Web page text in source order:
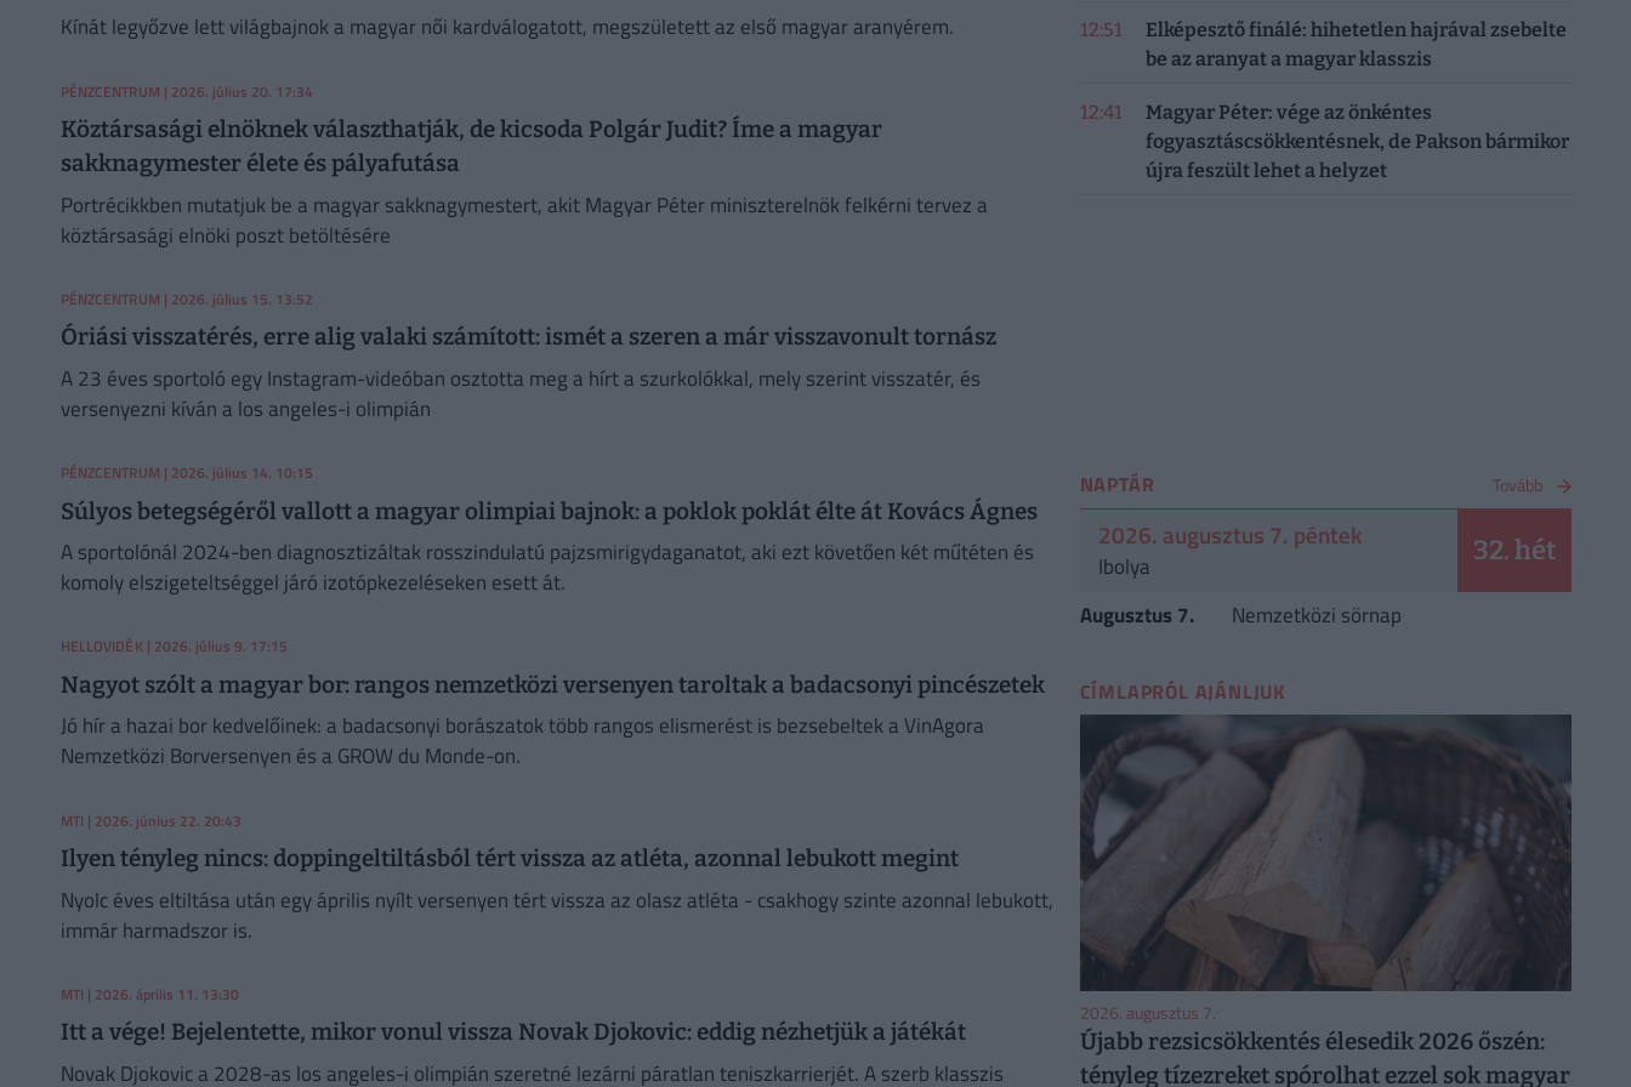
Kínát legyőzve lett világbajnok a magyar női kardválogatott, megszületett az első magyar aranyérem.
PÉNZCENTRUM | 2026. július 20. 17:34
Köztársasági elnöknek választhatják, de kicsoda Polgár Judit? Íme a magyar
sakknagymester élete és pályafutása
Portrécikkben mutatjuk be a magyar sakknagymestert, akit Magyar Péter miniszterelnök felkérni tervez a
köztársasági elnöki poszt betöltésére
PÉNZCENTRUM | 2026. július 15. 13:52
Óriási visszatérés, erre alig valaki számított: ismét a szeren a már visszavonult tornász
A 23 éves sportoló egy Instagram-videóban osztotta meg a hírt a szurkolókkal, mely szerint visszatér, és
versenyezni kíván a los angeles-i olimpián
PÉNZCENTRUM | 2026. július 14. 10:15
Súlyos betegségéről vallott a magyar olimpiai bajnok: a poklok poklát élte át Kovács Ágnes
A sportolónál 2024-ben diagnosztizáltak rosszindulatú pajzsmirigydaganatot, aki ezt követően két műtéten és
komoly elszigeteltséggel járó izotópkezeléseken esett át.
HELLOVIDÉK| 2026. július 9. 17:15
Nagyot szólt a magyar bor: rangos nemzetközi versenyen taroltak a badacsonyi pincészetek
Jó hír a hazai bor kedvelőinek: a badacsonyi borászatok több rangos elismerést is bezsebeltek a VinAgora
Nemzetközi Borversenyen és a GROW du Monde-on.
MTI | 2026. június 22. 20:43
Ilyen tényleg nincs: doppingeltiltásból tért vissza az atléta, azonnal lebukott megint
Nyolc éves eltiltása után egy április nyílt versenyen tért vissza az olasz atléta - csakhogy szinte azonnal lebukott,
immár harmadszor is.
MTI | 2026. április 11. 13:30
Itt a vége! Bejelentette, mikor vonul vissza Novak Djokovic: eddig nézhetjük a játékát
Novak Djokovic a 2028-as los angeles-i olimpián szeretné lezárni páratlan teniszkarrierjét. A szerb klasszis
12:51
Elképesztő finálé: hihetetlen hajrával zsebelte
be az aranyat a magyar klasszis
12:41
Magyar Péter: vége az önkéntes
fogyasztáscsökkentésnek, de Pakson bármikor
újra feszült lehet a helyzet
NAPTÁR Tovább
2026. augusztus 7. péntek
Ibolya 32. hét
Augusztus 7. Nemzetközi sörnap
CÍMLAPRÓL AJÁNLJUK
2026. augusztus 7.
Újabb rezsicsökkentés élesedik 2026 őszén:
tényleg tízezreket spórolhat ezzel sok magyar